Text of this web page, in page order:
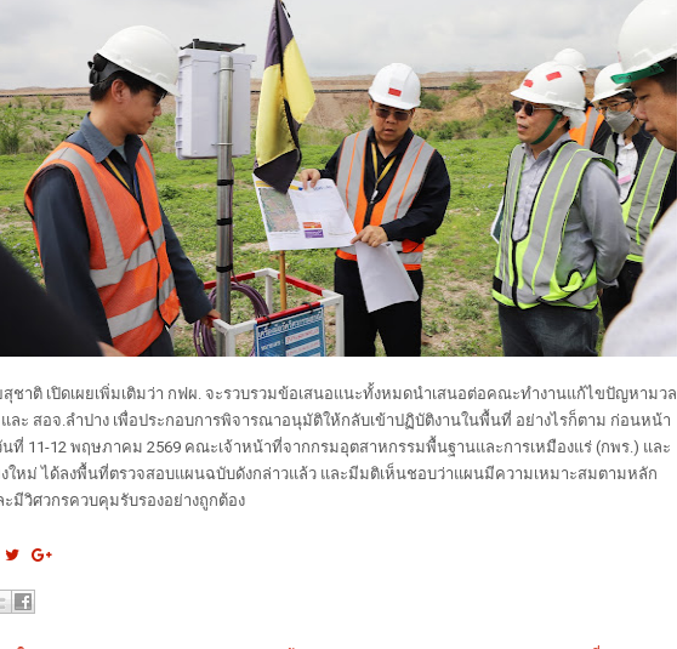
ชาติ เปิดเผยเพิ่มเติมว่า กฟผ. จะรวบรวมข้อเสนอแนะทั้งหมดนำเสนอต่อคณะทำงานแก้ไขปัญหามวล
ละ สอจ.ลำปาง เพื่อประกอบการพิจารณาอนุมัติให้กลับเข้าปฏิบัติงานในพื้นที่ อย่างไรก็ตาม ก่อนหน้า
นที่ 11-12 พฤษภาคม 2569 คณะเจ้าหน้าที่จากกรมอุตสาหกรรมพื้นฐานและการเหมืองแร่ (กพร.) และ
งใหม่ ได้ลงพื้นที่ตรวจสอบแผนฉบับดังกล่าวแล้ว และมีมติเห็นชอบว่าแผนมีความเหมาะสมตามหลัก
ะมีวิศวกรควบคุมรับรองอย่างถูกต้อง